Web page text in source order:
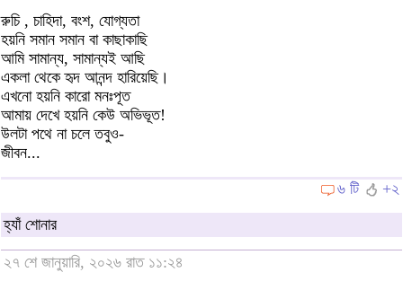
রুচি , চাহিদা, বংশ, যোগ্যতা
হয়নি সমান সমান বা কাছাকাছি
আমি সামান্য, সামান্যই আছি
একলা থেকে হৃদ আনন্দ হারিয়েছি।
এখনো হয়নি কারো মনঃপূত
আমায় দেখে হয়নি কেউ অভিভূত!
উলটা পথে না চলে তবুও-
জীবন...
৬ টি
+২
হ্যাঁ শোনার
২৭ শে জানুয়ারি, ২০২৬ রাত ১১:২৪